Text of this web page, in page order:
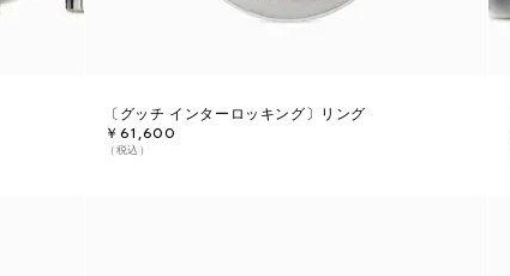
〔グッチ インターロッキング〕リング
￥61,600
（税込）